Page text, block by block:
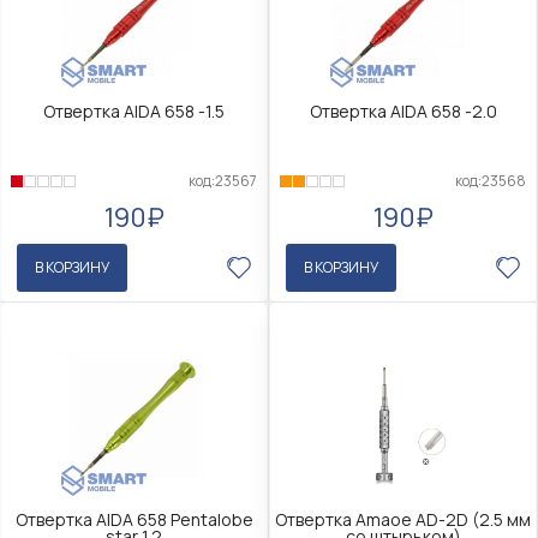
Отвертка AIDA 658 -1.5
код:23567
190₽
В КОРЗИНУ
Отвертка AIDA 658 -2.0
код:23568
190₽
В КОРЗИНУ
Отвертка AIDA 658 Pentalobe Отвертка Amaoe AD-2D (2.5 мм